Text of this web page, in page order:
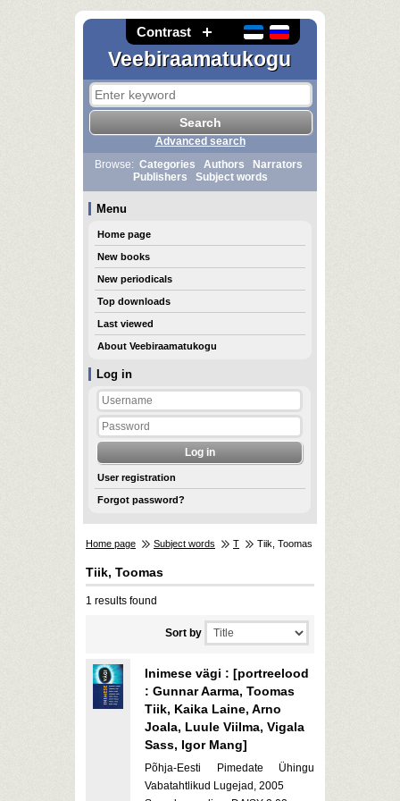
Contrast
Veebiraamatukogu
Log in
User registration
Forgot password?
Advanced search
Browse: Categories Authors
Narrators
Publishers
Subject words
Menu
Home page
New books
New periodicals
Top downloads
Last viewed
About Veebiraamatukogu
Home page Subject words T Tiik, Toomas
Tiik, Toomas
1 results found
Sort by
Inimese vägi : [portreelood
: Gunnar Aarma, Toomas
Tiik, Kaika Laine, Arno
Joala, Luule Viilma, Vigala
Sass, Igor Mang]
Põhja-Eesti Pimedate Ühingu
Vabatahtlikud Lugejad, 2005